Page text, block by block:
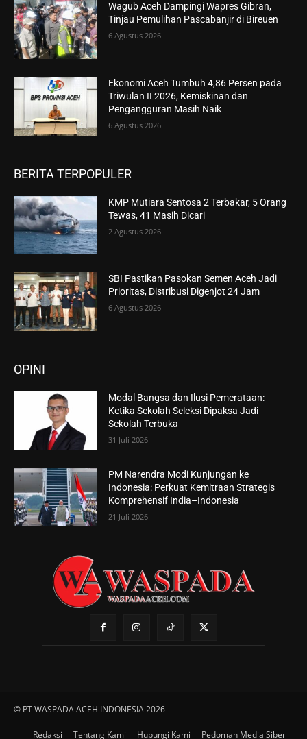
Wagub Aceh Dampingi Wapres Gibran,
Tinjau Pemulihan Pascabanjir di Bireuen
6 Agustus 2026
Ekonomi Aceh Tumbuh 4,86 Persen pada
Triwulan II 2026, Kemiskinan dan
Pengangguran Masih Naik
6 Agustus 2026
BERITA TERPOPULER
KMP Mutiara Sentosa 2 Terbakar, 5 Orang
Tewas, 41 Masih Dicari
2 Agustus 2026
SBI Pastikan Pasokan Semen Aceh Jadi
Prioritas, Distribusi Digenjot 24 Jam
6 Agustus 2026
OPINI
Modal Bangsa dan Ilusi Pemerataan:
Ketika Sekolah Seleksi Dipaksa Jadi
Sekolah Terbuka
31 Juli 2026
PM Narendra Modi Kunjungan ke
Indonesia: Perkuat Kemitraan Strategis
Komprehensif India–Indonesia
21 Juli 2026
© PT WASPADA ACEH INDONESIA 2026
Redaksi Tentang Kami Hubungi Kami Pedoman Media Siber